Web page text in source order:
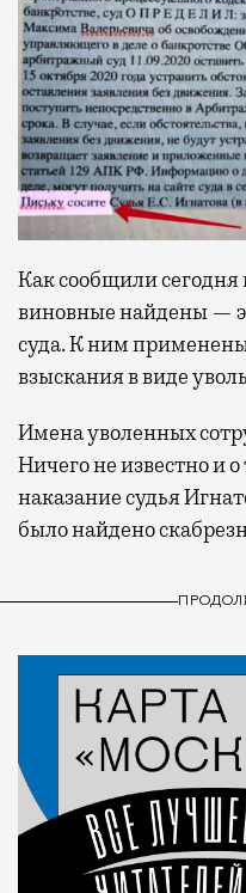
Как сообщили
виновные найдены —
суда. К ним
взыскания в виде
Имена уволенных
Ничего не известно и
наказание судья
было найдено